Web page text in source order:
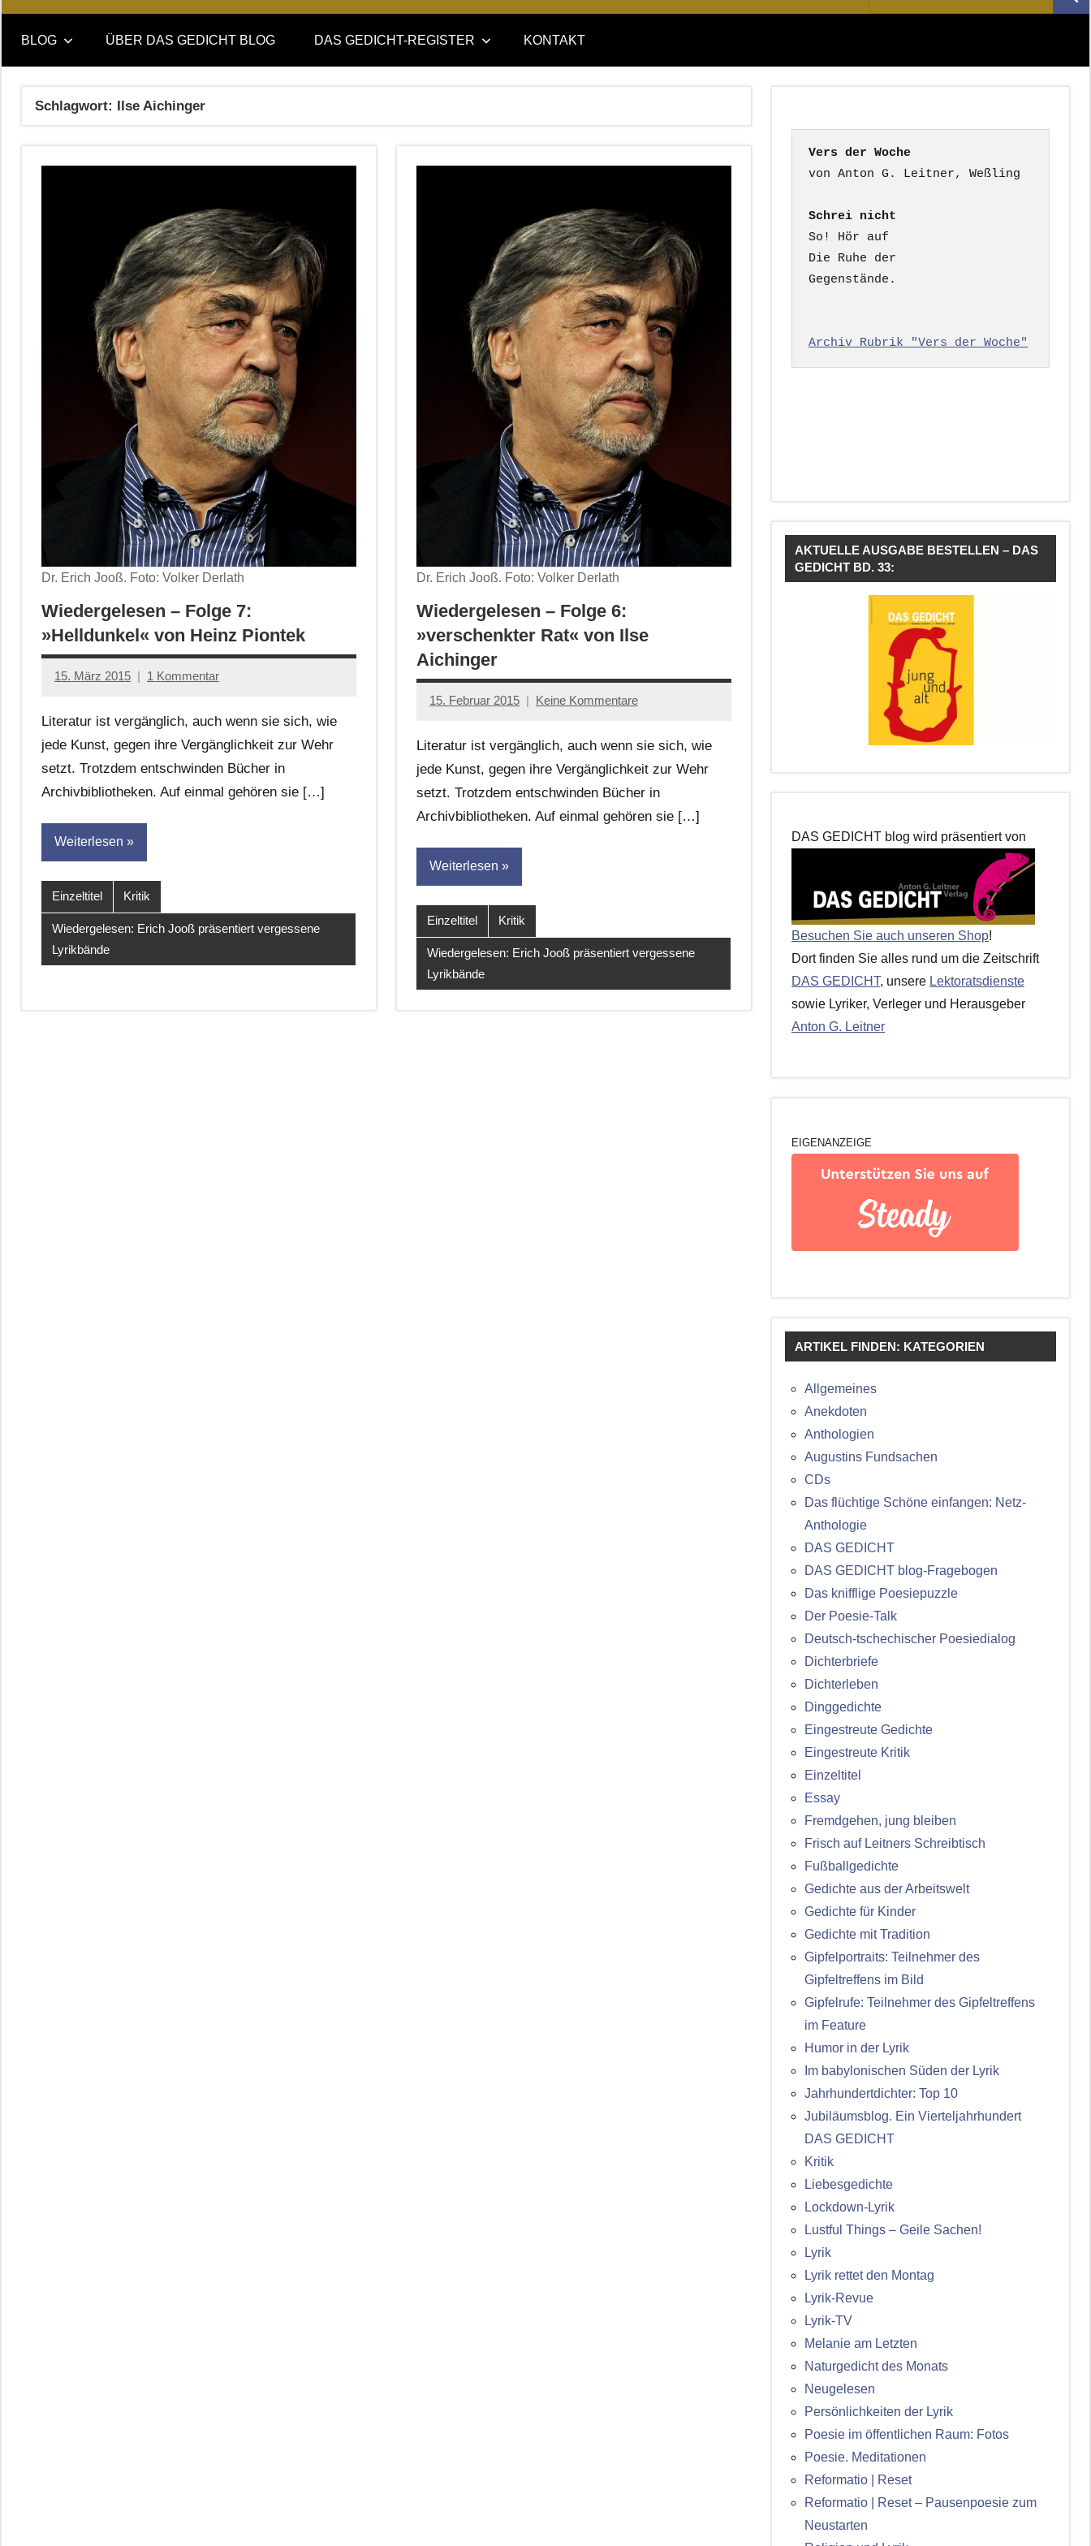
DAS
GEDICHT
blog
DAS
GEDICHT.
Zeitschrift
nach:
BLOG ÜBER DAS GEDICHT BLOG DAS GEDICHT-REGISTER KONTAKT
Schlagwort: Ilse Aichinger
Dr. Erich Jooß. Foto: Volker Derlath
Wiedergelesen – Folge 7:
»Helldunkel« von Heinz Piontek
15. März 2015
Anton
Leitner
1 Kommentar
Literatur ist vergänglich, auch wenn sie sich, wie
jede Kunst, gegen ihre Vergänglichkeit zur Wehr
setzt. Trotzdem entschwinden Bücher in
Archivbibliotheken. Auf einmal gehören sie […]
Weiterlesen
Einzeltitel Kritik
Wiedergelesen: Erich Jooß präsentiert vergessene
Lyrikbände
Dr. Erich Jooß. Foto: Volker Derlath
Wiedergelesen – Folge 6:
»verschenkter Rat« von Ilse
Aichinger
15. Februar 2015
Anton
Leitner
Keine Kommentare
Literatur ist vergänglich, auch wenn sie sich, wie
jede Kunst, gegen ihre Vergänglichkeit zur Wehr
setzt. Trotzdem entschwinden Bücher in
Archivbibliotheken. Auf einmal gehören sie […]
Weiterlesen
Einzeltitel Kritik
Wiedergelesen: Erich Jooß präsentiert vergessene
Lyrikbände
Vers der Woche
Schrei nicht
So! Hör auf
Die Ruhe der
Gegenstände.
Archiv Rubrik "Vers der Woche"
AKTUELLE AUSGABE BESTELLEN – DAS
GEDICHT BD. 33:
DAS GEDICHT blog wird präsentiert von
Besuchen Sie auch unseren Shop!
Dort finden Sie alles rund um die Zeitschrift
DAS GEDICHT, unsere Lektoratsdienste
sowie Lyriker, Verleger und Herausgeber
Anton G. Leitner
EIGENANZEIGE
ARTIKEL FINDEN: KATEGORIEN
Allgemeines
Anekdoten
Anthologien
Augustins Fundsachen
CDs
Das flüchtige Schöne einfangen: Netz-
Anthologie
DAS GEDICHT
DAS GEDICHT blog-Fragebogen
Das knifflige Poesiepuzzle
Der Poesie-Talk
Deutsch-tschechischer Poesiedialog
Dichterbriefe
Dichterleben
Dinggedichte
Eingestreute Gedichte
Eingestreute Kritik
Einzeltitel
Essay
Fremdgehen, jung bleiben
Frisch auf Leitners Schreibtisch
Fußballgedichte
Gedichte aus der Arbeitswelt
Gedichte für Kinder
Gedichte mit Tradition
Gipfelportraits: Teilnehmer des
Gipfeltreffens im Bild
Gipfelrufe: Teilnehmer des Gipfeltreffens
im Feature
Humor in der Lyrik
Im babylonischen Süden der Lyrik
Jahrhundertdichter: Top 10
Jubiläumsblog. Ein Vierteljahrhundert
DAS GEDICHT
Kritik
Liebesgedichte
Lockdown-Lyrik
Lustful Things – Geile Sachen!
Lyrik
Lyrik rettet den Montag
Lyrik-Revue
Lyrik-TV
Melanie am Letzten
Naturgedicht des Monats
Neugelesen
Persönlichkeiten der Lyrik
Poesie im öffentlichen Raum: Fotos
Poesie. Meditationen
Reformatio | Reset
Reformatio | Reset – Pausenpoesie zum
Neustarten